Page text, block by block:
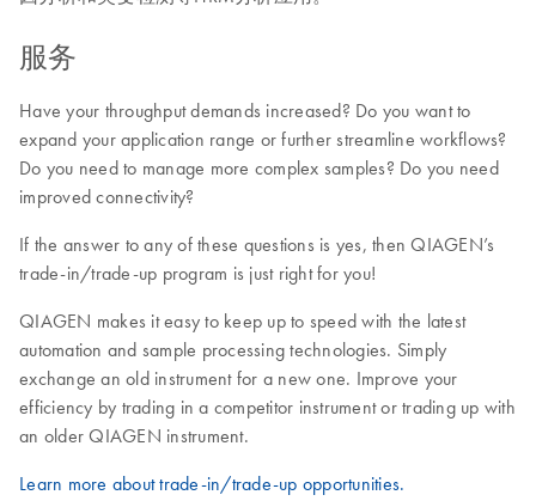
服务
Have your throughput demands increased? Do you want to
expand your application range or further streamline workflows?
Do you need to manage more complex samples? Do you need
improved connectivity?
If the answer to any of these questions is yes, then QIAGEN’s
trade-in/trade-up program is just right for you!
QIAGEN makes it easy to keep up to speed with the latest
automation and sample processing technologies. Simply
exchange an old instrument for a new one. Improve your
efficiency by trading in a competitor instrument or trading up with
an older QIAGEN instrument.
Learn more about trade-in/trade-up opportunities.